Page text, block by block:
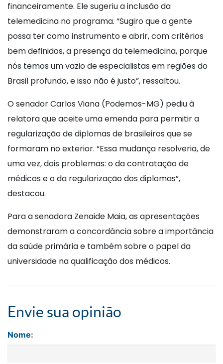
financeiramente. Ele sugeriu a inclusão da
telemedicina no programa. “Sugiro que a gente
possa ter como instrumento e abrir, com critérios
bem definidos, a presença da telemedicina, porque
nós temos um vazio de especialistas em regiões do
Brasil profundo, e isso não é justo”, ressaltou.
O senador Carlos Viana (Podemos-MG) pediu à
relatora que aceite uma emenda para permitir a
regularização de diplomas de brasileiros que se
formaram no exterior. “Essa mudança resolveria, de
uma vez, dois problemas: o da contratação de
médicos e o da regularização dos diplomas”,
destacou.
Para a senadora Zenaide Maia, as apresentações
demonstraram a concordância sobre a importância
da saúde primária e também sobre o papel da
universidade na qualificação dos médicos.
Envie sua opinião
Nome: